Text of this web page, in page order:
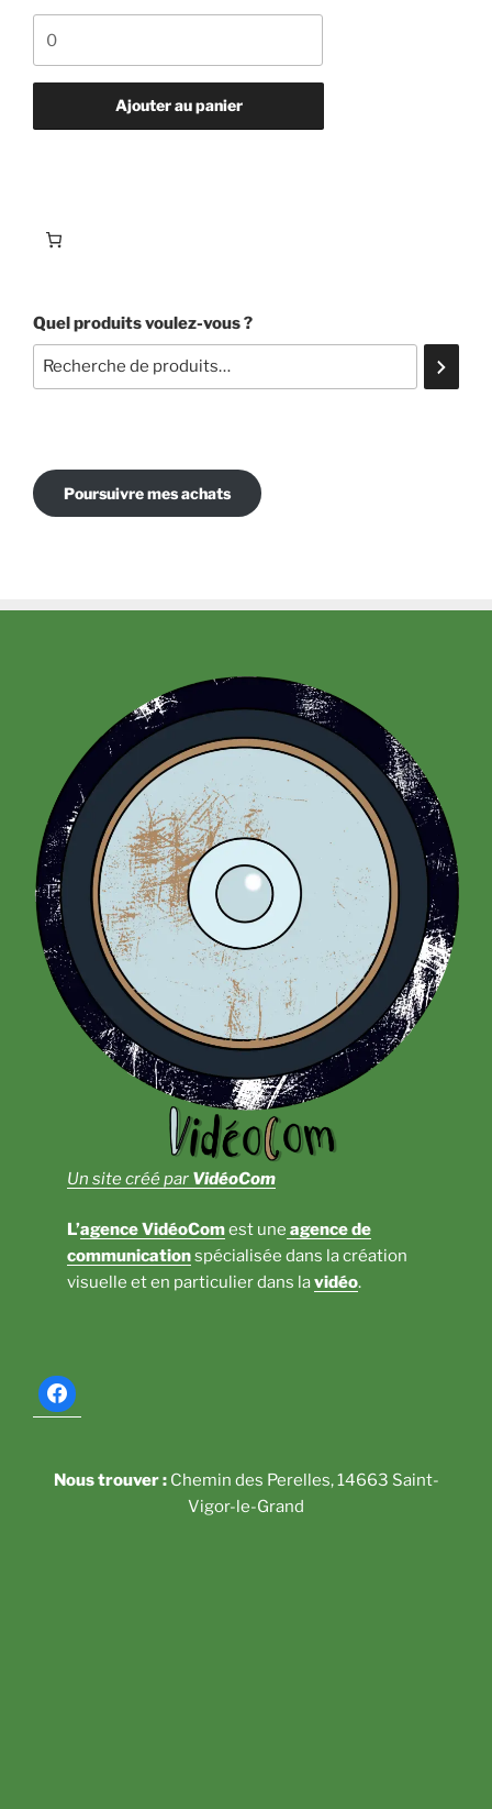
de
betterave
crapaudineAjouter au panier
Quel produits voulez-vous ?
Poursuivre mes achats
Un site créé par VidéoCom
L’agence VidéoComest une agence de
communicationspécialisée dans la création
visuelle et en particulier dans lavidéo.
Nous trouver :Chemin des Perelles, 14663 Saint-
Vigor-le-Grand